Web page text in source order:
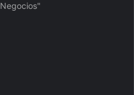
Negocios"